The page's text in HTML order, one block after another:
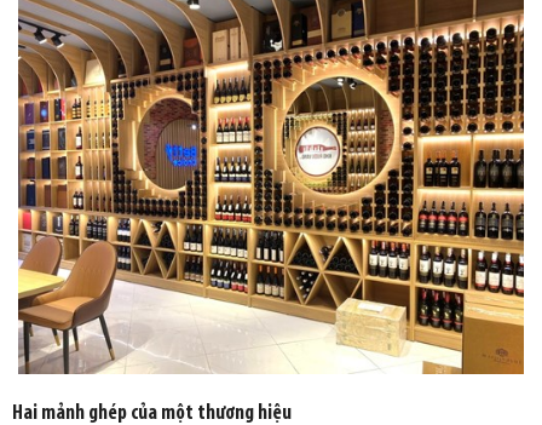
Hai mảnh ghép của một thương hiệu